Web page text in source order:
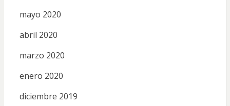
mayo 2020
abril 2020
marzo 2020
enero 2020
diciembre 2019